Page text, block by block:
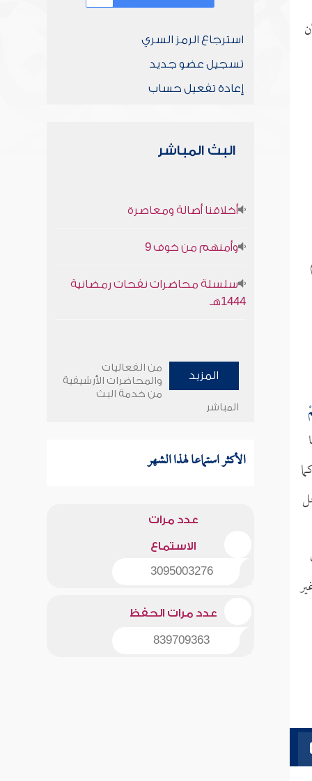
استرجاع الرمز السري
تسجيل عضو جديد
إعادة تفعيل حساب
البث المباشر
أخلاقنا أصالة ومعاصرة
وأمنهم من خوف 9
سلسلة محاضرات نفحات رمضانية
1444هـ
المزيد
من الفعاليات
والمحاضرات الأرشيفية
من خدمة البث
المباشر
الأكثر استماعا لهذا الشهر
عدد مرات
الاستماع
3095003276
عدد مرات الحفظ
839709363